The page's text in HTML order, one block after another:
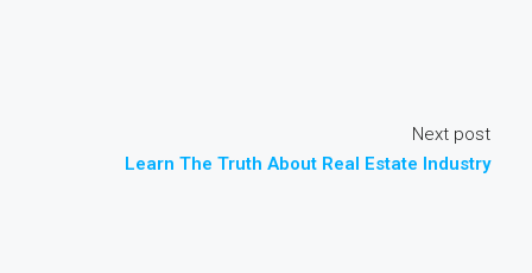
Next post
Learn The Truth About Real Estate Industry